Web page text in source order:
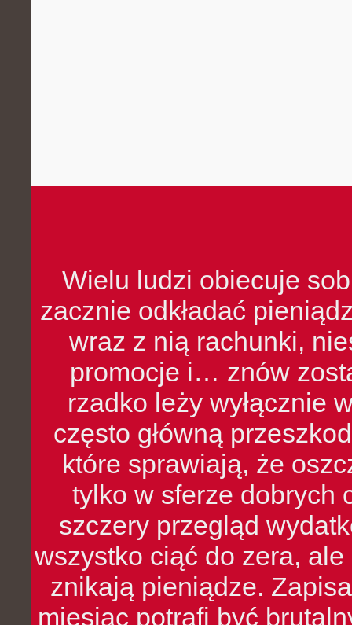
Wielu ludzi obiecuje
zacznie odkładać
wraz z nią rachunki,
promocje i… znów
rzadko leży wyłącznie
często główną
które sprawiają, że
tylko w sferze dobrych
szczery przegląd
wszystko ciąć do zera,
znikają pieniądze.
miesiąc potrafi być